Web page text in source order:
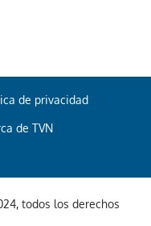
de privacidad
de TVN
todos los derechos